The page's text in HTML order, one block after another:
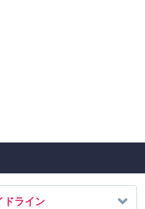
ドライン